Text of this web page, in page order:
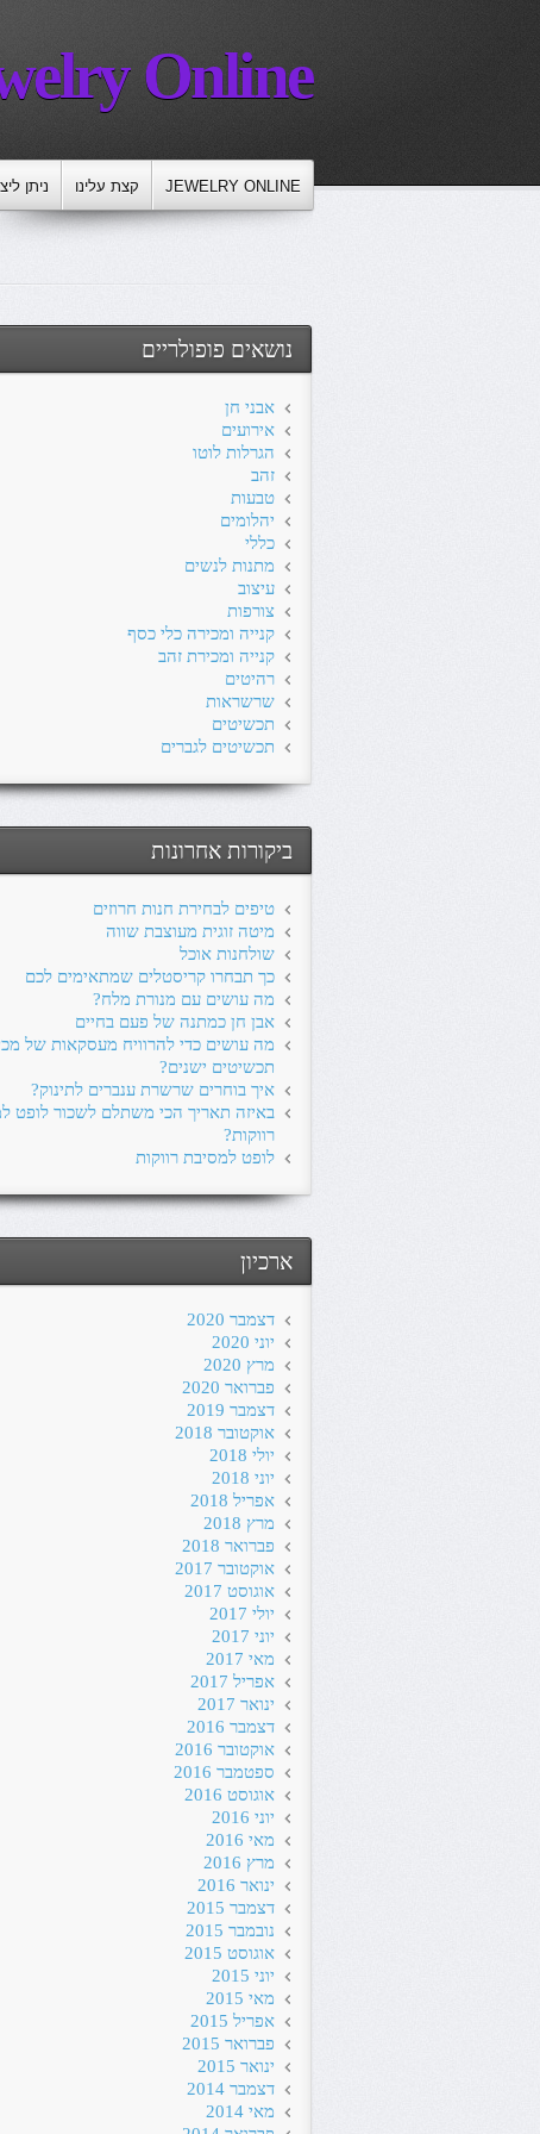
Online
JEWELRY ONLINE קצת עלינו ניתן
נושאים פופולריים
אבני חן
אירועים
הגרלות לוטו
זהב
טבעות
יהלומים
כללי
מתנות לנשים
עיצוב
צורפות
קנייה ומכירה כלי כסף
קנייה ומכירת זהב
רהיטים
שרשראות
תכשיטים
תכשיטים לגברים
ביקורות אחרונות
טיפים לבחירת חנות חרוזים
מיטה זוגית מעוצבת שווה
שולחנות אוכל
כך תבחרו קריסטלים שמתאימים לכם
מה עושים עם מנורת מלח?
אבן חן כמתנה של פעם בחיים
מה עושים כדי להרוויח מעסקאות של
תכשיטים ישנים?
איך בוחרים שרשרת ענברים לתינוק?
באיזה תאריך הכי משתלם לשכור לופט
רווקות?
לופט למסיבת רווקות
ארכיון
דצמבר 2020
יוני 2020
מרץ 2020
פברואר 2020
דצמבר 2019
אוקטובר 2018
יולי 2018
יוני 2018
אפריל 2018
מרץ 2018
פברואר 2018
אוקטובר 2017
אוגוסט 2017
יולי 2017
יוני 2017
מאי 2017
אפריל 2017
ינואר 2017
דצמבר 2016
אוקטובר 2016
ספטמבר 2016
אוגוסט 2016
יוני 2016
מאי 2016
מרץ 2016
ינואר 2016
דצמבר 2015
נובמבר 2015
אוגוסט 2015
יוני 2015
מאי 2015
אפריל 2015
פברואר 2015
ינואר 2015
דצמבר 2014
מאי 2014